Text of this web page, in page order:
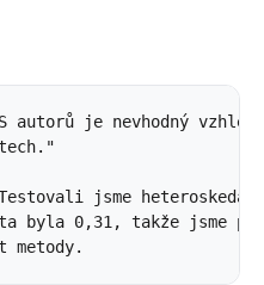
autorů je nevhodný
jsme
byla 0,31, takže jsme